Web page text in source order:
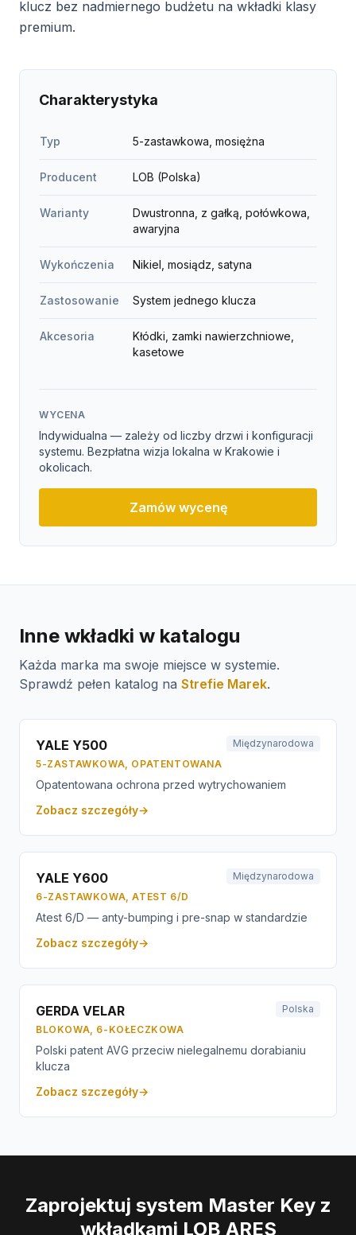
klucz bez nadmiernego budżetu na wkładki klasy
premium.
Charakterystyka
Typ 5-zastawkowa, mosiężna
Producent LOB (Polska)
Warianty
Dwustronna, z gałką, połówkowa,
awaryjna
Wykończenia Nikiel, mosiądz, satyna
Zastosowanie System jednego klucza
Akcesoria
Kłódki, zamki nawierzchniowe,
kasetowe
WYCENA
Indywidualna — zależy od liczby drzwi i konfiguracji
systemu. Bezpłatna wizja lokalna w Krakowie i
okolicach.
Zamów wycenę
Inne wkładki w katalogu
Każda marka ma swoje miejsce w systemie.
Sprawdź pełen katalog na Strefie Marek.
YALE Y500
Międzynarodowa
5-ZASTAWKOWA, OPATENTOWANA
Opatentowana ochrona przed wytrychowaniem
Zobacz szczegóły→
YALE Y600
Międzynarodowa
6-ZASTAWKOWA, ATEST 6/D
Atest 6/D — anty-bumping i pre-snap w standardzie
Zobacz szczegóły→
GERDA VELAR
Polska
BLOKOWA, 6-KOŁECZKOWA
Polski patent AVG przeciw nielegalnemu dorabianiu
klucza
Zobacz szczegóły→
Zaprojektuj system Master Key z
wkładkami LOB ARES